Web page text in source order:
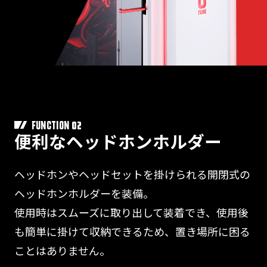
FUNCTION 02
便利なヘッドホンホルダー
ヘッドホンやヘッドセットを掛けられる開閉式の
ヘッドホンホルダーを装備。
使用時はスムーズに取り出して装着でき、使用後
も簡単に掛けて収納できるため、置き場所に困る
ことはありません。